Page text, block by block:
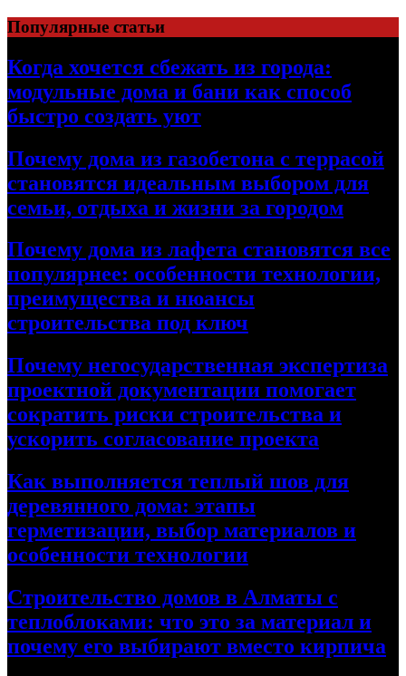
Перейти
к
содержимому
Популярные статьи
Когда хочется сбежать из города:
модульные дома и бани как способ
быстро создать уют
Почему дома из газобетона с террасой
становятся идеальным выбором для
семьи, отдыха и жизни за городом
Почему дома из лафета становятся все
популярнее: особенности технологии,
преимущества и нюансы
строительства под ключ
Почему негосударственная экспертиза
проектной документации помогает
сократить риски строительства и
ускорить согласование проекта
Как выполняется теплый шов для
деревянного дома: этапы
герметизации, выбор материалов и
особенности технологии
Строительство домов в Алматы с
теплоблоками: что это за материал и
почему его выбирают вместо кирпича